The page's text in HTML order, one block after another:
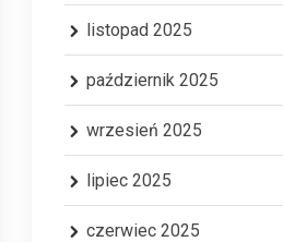
listopad 2025
październik 2025
wrzesień 2025
lipiec 2025
czerwiec 2025